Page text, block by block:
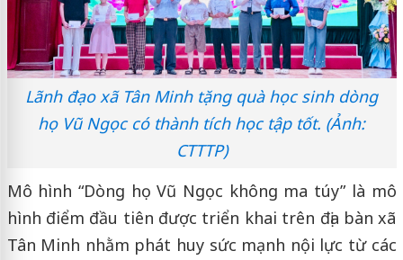
Lãnh đạo xã Tân Minh tặng quà học sinh dòng
họ Vũ Ngọc có thành tích học tập tốt. (Ảnh:
CTTTP)
Mô hình “Dòng họ Vũ Ngọc không ma túy” là mô
hình điểm đầu tiên được triển khai trên địa bàn xã
Tân Minh nhằm phát huy sức mạnh nội lực từ các